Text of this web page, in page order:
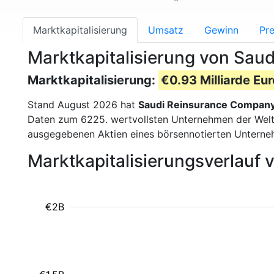
Marktkapitalisierung Umsatz Gewinn
Marktkapitalisierung von
Marktkapitalisierung: €0.93 Milliarde
Stand August 2026 hat Saudi Reinsurance
Daten zum 6225. wertvollsten Unternehmen der
ausgegebenen Aktien eines börsennotierten
Marktkapitalisierungsverlauf
€2B